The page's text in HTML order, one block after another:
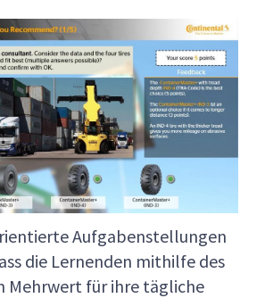
Aufgabenstellungen
die Lernenden mithilfe des
Mehrwert für ihre tägliche